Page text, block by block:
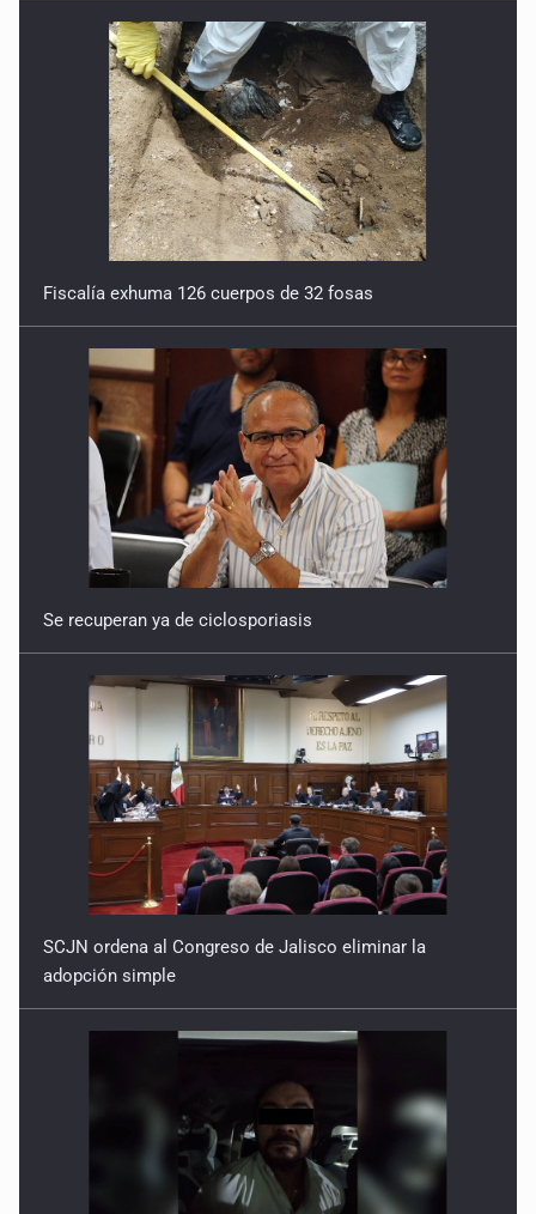
Fiscalía exhuma 126 cuerpos de 32 fosas
Se recuperan ya de ciclosporiasis
SCJN ordena al Congreso de Jalisco eliminar la
adopción simple